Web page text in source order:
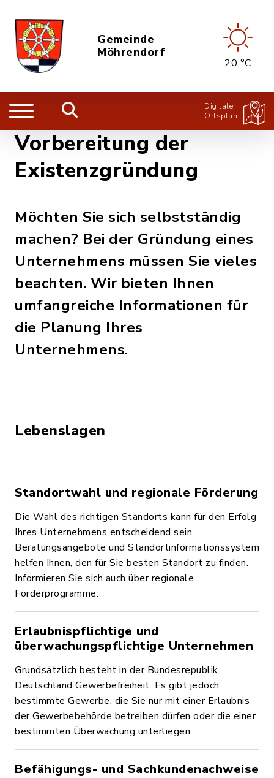
Gemeinde
Möhrendorf
20 °C
Digitaler
Ortsplan
Vorbereitung der
Existenzgründung
Möchten Sie sich selbstständig
machen? Bei der Gründung eines
Unternehmens müssen Sie vieles
beachten. Wir bieten Ihnen
umfangreiche Informationen für
die Planung Ihres
Unternehmens.
Lebenslagen
Standortwahl und regionale Förderung
Die Wahl des richtigen Standorts kann für den Erfolg
Ihres Unternehmens entscheidend sein.
Beratungsangebote und Standortinformationssystem
helfen Ihnen, den für Sie besten Standort zu finden.
Informieren Sie sich auch über regionale
Förderprogramme.
Erlaubnispflichtige und
überwachungspflichtige Unternehmen
Grundsätzlich besteht in der Bundesrepublik
Deutschland Gewerbefreiheit. Es gibt jedoch
bestimmte Gewerbe, die Sie nur mit einer Erlaubnis
der Gewerbebehörde betreiben dürfen oder die einer
bestimmten Überwachung unterliegen.
Befähigungs- und Sachkundenachweise